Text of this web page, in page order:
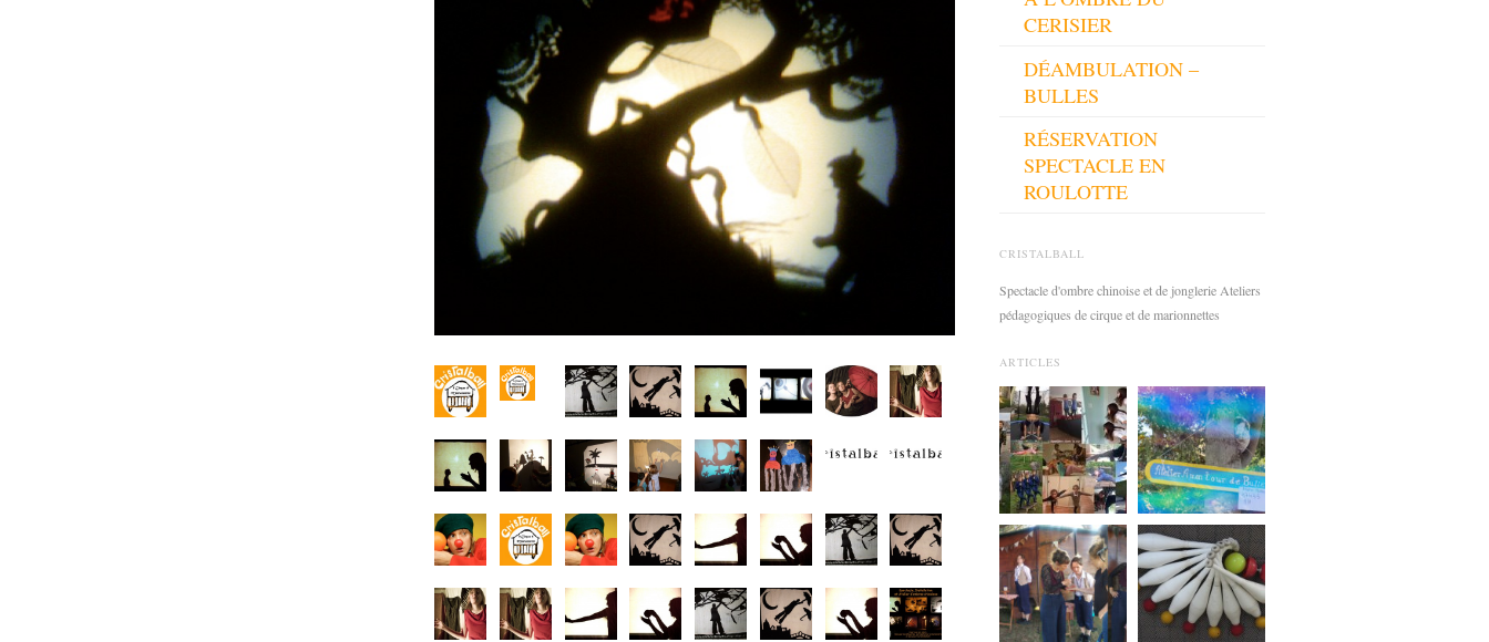
CERISIER
DÉAMBULATION –
BULLES
RÉSERVATION
SPECTACLE EN
ROULOTTE
CRISTALBALL
Spectacle d'ombre chinoise et de jonglerie Ateliers
pédagogiques de cirque et de marionnettes
ARTICLES